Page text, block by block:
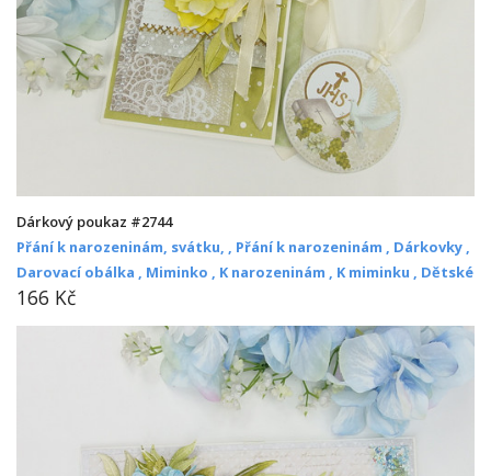
Dárkový poukaz #2744
Přání k narozeninám, svátku, , Přání k narozeninám , Dárkovky ,
Darovací obálka , Miminko , K narozeninám , K miminku , Dětské
166 Kč